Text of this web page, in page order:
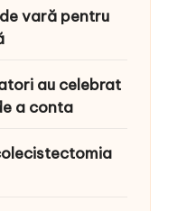
vară pentru
au celebrat
a conta